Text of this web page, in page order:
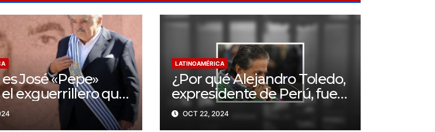
José «Pepe»
el exguerrillero que
de
LATINOAMÉRICA
¿Por qué Alejandro Toledo,
expresidente de Perú, fue
condenado a 20 años de
prisión?
OCT 22, 2024